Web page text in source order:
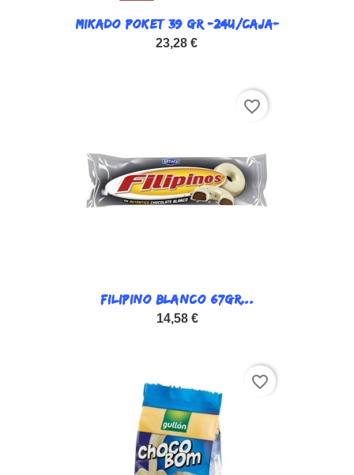
MIKADO POKET 39 GR -24U/CAJA-
23,28 €
FILIPINO BLANCO 67GR...
14,58 €
favorite_border
favorite_border